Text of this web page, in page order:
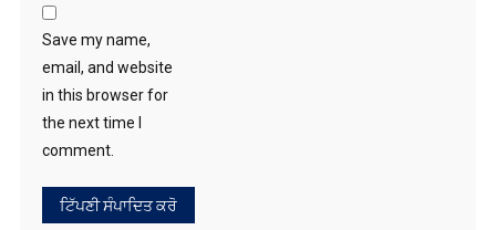
Save my name,
email, and website
in this browser for
the next time I